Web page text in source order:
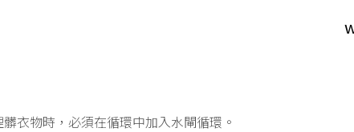
衣物時，必須在循環中加入水閘循環。